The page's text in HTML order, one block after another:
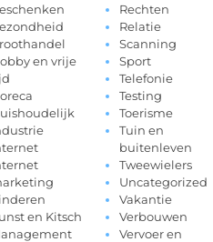
en vrije
en Kitsch
Rechten
Relatie
Scanning
Sport
Telefonie
Testing
Toerisme
Tuin en
buitenleven
Tweewielers
Uncategorized
Vakantie
Verbouwen
Vervoer en